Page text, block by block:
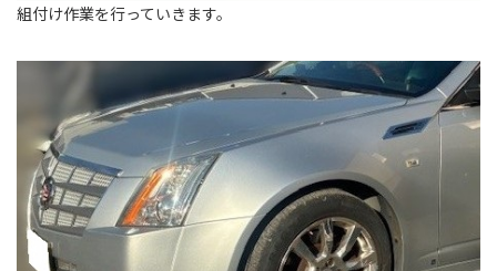
組付け作業を行っていきます。